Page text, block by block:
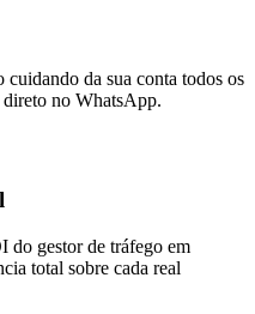
cuidando da sua conta todos os
direto no WhatsApp.
do gestor de tráfego em
total sobre cada real